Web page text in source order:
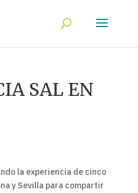
SAL EN
la experiencia de cinco
y Sevilla para compartir